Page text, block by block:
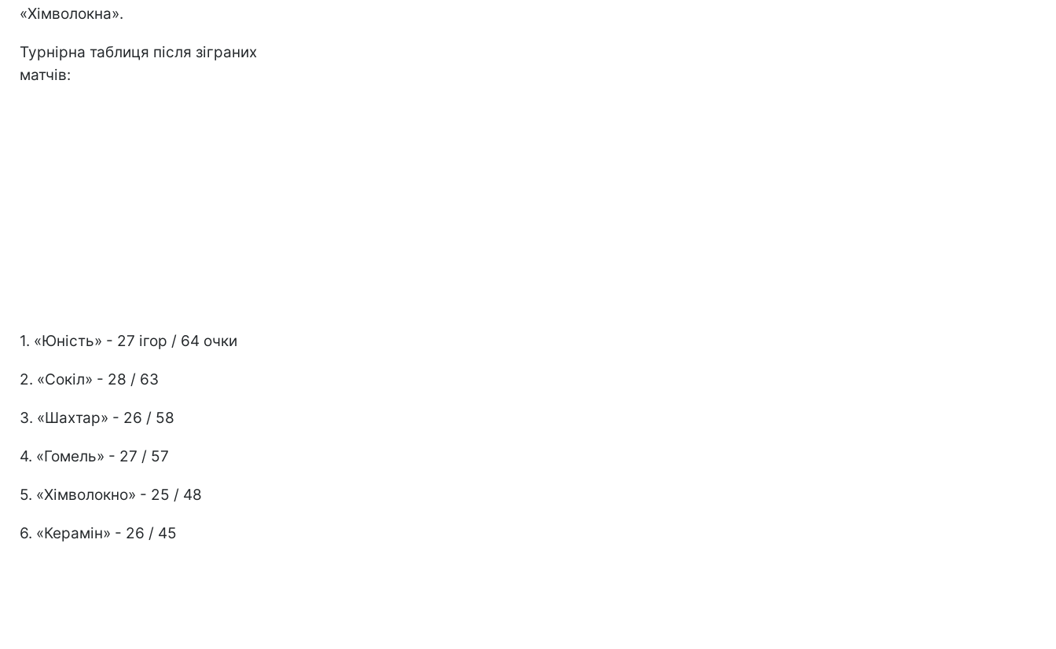
«Хімволокна».
Турнірна таблиця після зіграних
матчів:
1. «Юність» - 27 ігор / 64 очки
2. «Сокіл» - 28 / 63
3. «Шахтар» - 26 / 58
4. «Гомель» - 27 / 57
5. «Хімволокно» - 25 / 48
6. «Керамін» - 26 / 45